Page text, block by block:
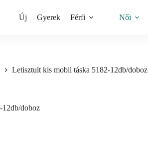
Új Gyerek Férfi Női
Letisztult kis mobil táska 5182-12db/doboz